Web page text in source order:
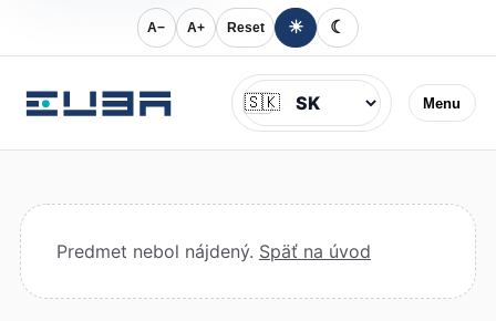
A− A+ Reset ☀ ☾
Menu
Jazyk
🇸🇰
Predmet nebol nájdený. Späť na úvod